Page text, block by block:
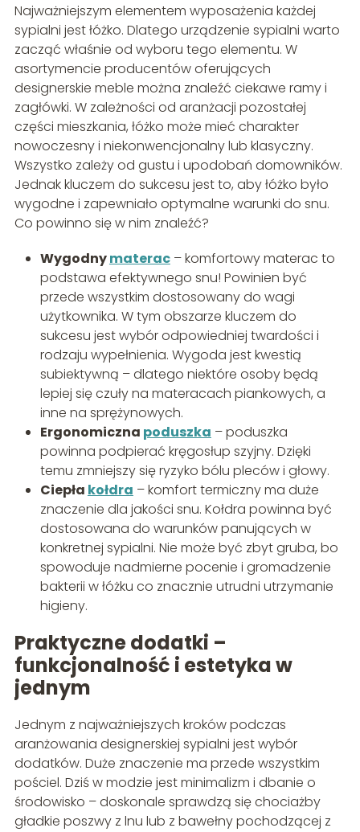
Najważniejszym elementem wyposażenia każdej
sypialni jest łóżko. Dlatego urządzenie sypialni warto
zacząć właśnie od wyboru tego elementu. W
asortymencie producentów oferujących
designerskie meble można znaleźć ciekawe ramy i
zagłówki. W zależności od aranżacji pozostałej
części mieszkania, łóżko może mieć charakter
nowoczesny i niekonwencjonalny lub klasyczny.
Wszystko zależy od gustu i upodobań domowników.
Jednak kluczem do sukcesu jest to, aby łóżko było
wygodne i zapewniało optymalne warunki do snu.
Co powinno się w nim znaleźć?
Wygodnymaterac– komfortowy materac to
podstawa efektywnego snu! Powinien być
przede wszystkim dostosowany do wagi
użytkownika. W tym obszarze kluczem do
sukcesu jest wybór odpowiedniej twardości i
rodzaju wypełnienia. Wygoda jest kwestią
subiektywną – dlatego niektóre osoby będą
lepiej się czuły na materacach piankowych, a
inne na sprężynowych.
Ergonomiczna poduszka – poduszka
powinna podpierać kręgosłup szyjny. Dzięki
temu zmniejszy się ryzyko bólu pleców i głowy.
Ciepła kołdra – komfort termiczny ma duże
znaczenie dla jakości snu. Kołdra powinna być
dostosowana do warunków panujących w
konkretnej sypialni. Nie może być zbyt gruba, bo
spowoduje nadmierne pocenie i gromadzenie
bakterii w łóżku co znacznie utrudni utrzymanie
higieny.
Praktyczne dodatki –
funkcjonalność i estetyka w
jednym
Jednym z najważniejszych kroków podczas
aranżowania designerskiej sypialni jest wybór
dodatków. Duże znaczenie ma przede wszystkim
pościel. Dziś w modzie jest minimalizm i dbanie o
środowisko – doskonale sprawdzą się chociażby
gładkie poszwy z lnu lub z bawełny pochodzącej z